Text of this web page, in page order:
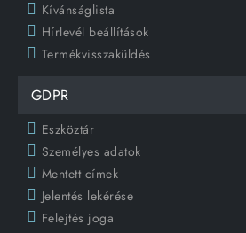
Kívánságlista
Hírlevél beállítások
Termékvisszaküldés
GDPR
Eszköztár
Személyes adatok
Mentett címek
Jelentés lekérése
Felejtés joga